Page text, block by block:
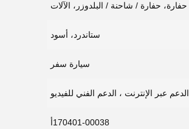
حفارة، حفارة / شاحنة / البلدوزر، الآلات
ستاندرد، أسود
سيارة سفر
الدعم عبر الإنترنت ، الدعم الفني للفيديو
170401-00038أ